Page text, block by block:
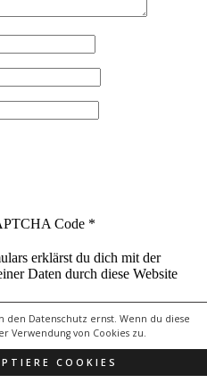
Datenschutz ernst. Wenn du diese
Verwendung von Cookies zu.
COOKIES
Code *
erklärst du dich mit der
Daten durch diese Website
All Rights Reserved.
Themes